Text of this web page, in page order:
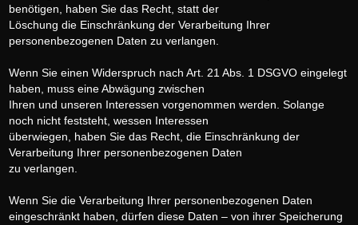
benötigen, haben Sie das Recht, statt der
Löschung die Einschränkung der Verarbeitung Ihrer
personenbezogenen Daten zu verlangen.
Wenn Sie einen Widerspruch nach Art. 21 Abs. 1 DSGVO eingelegt
haben, muss eine Abwägung zwischen
Ihren und unseren Interessen vorgenommen werden. Solange
noch nicht feststeht, wessen Interessen
überwiegen, haben Sie das Recht, die Einschränkung der
Verarbeitung Ihrer personenbezogenen Daten
zu verlangen.
Wenn Sie die Verarbeitung Ihrer personenbezogenen Daten
eingeschränkt haben, dürfen diese Daten – von ihrer Speicherung